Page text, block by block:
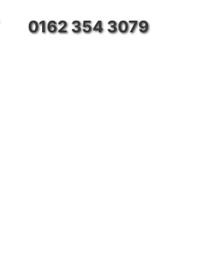
0162 354 3079